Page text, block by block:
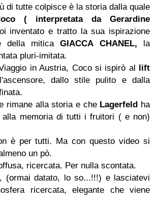
di tutte colpisce è la storia dalla quale
( interpretata da Gerardine
inventato e tratto la sua ispirazione
della miticaGIACCA CHANEL,
la
pluri-imitata.
in Austria, Coco si ispirò al
lift
dallo stile pulito e dalla
rimane alla storia e che Lagerfeld ha
alla memoria di tutti i fruitori ( e non)
è per tutti. Ma con questo video si
un pò.
ricercata. Per nulla scontata.
(ormai datato, lo so...!!!) e lasciatevi
ricercata, elegante che viene